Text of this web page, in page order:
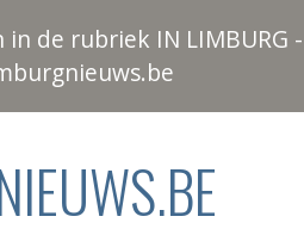
in de rubriek IN